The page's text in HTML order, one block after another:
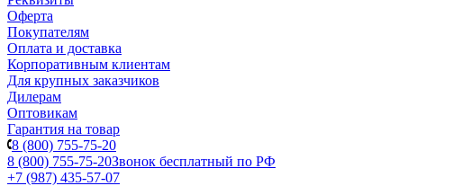
Оферта
Покупателям
Оплата и доставка
Корпоративным клиентам
Для крупных заказчиков
Дилерам
Оптовикам
Гарантия на товар
8 (800) 755-75-20
8 (800) 755-75-20Звонок бесплатный по РФ
+7 (987) 435-57-07